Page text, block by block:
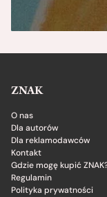
ZNAK
O nas
Dla autorów
Dla reklamodawców
Kontakt
Gdzie mogę kupić
Regulamin
Polityka prywatności